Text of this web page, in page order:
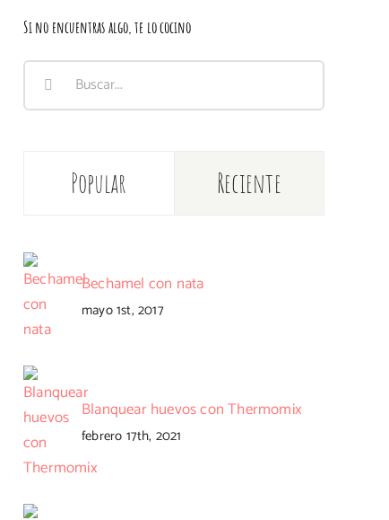
Si no encuentras algo, te lo cocino
Buscar:
Popular Reciente
Bechamel con nata
mayo 1st, 2017
Blanquear huevos con Thermomix
febrero 17th, 2021